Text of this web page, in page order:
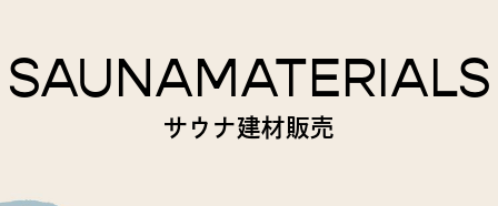
SAUNAMATERIALS
サウナ建材販売